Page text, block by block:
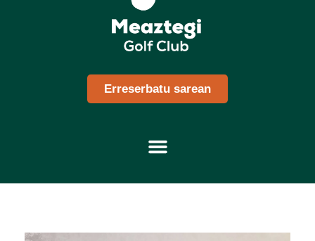
Erreserbatu sarean